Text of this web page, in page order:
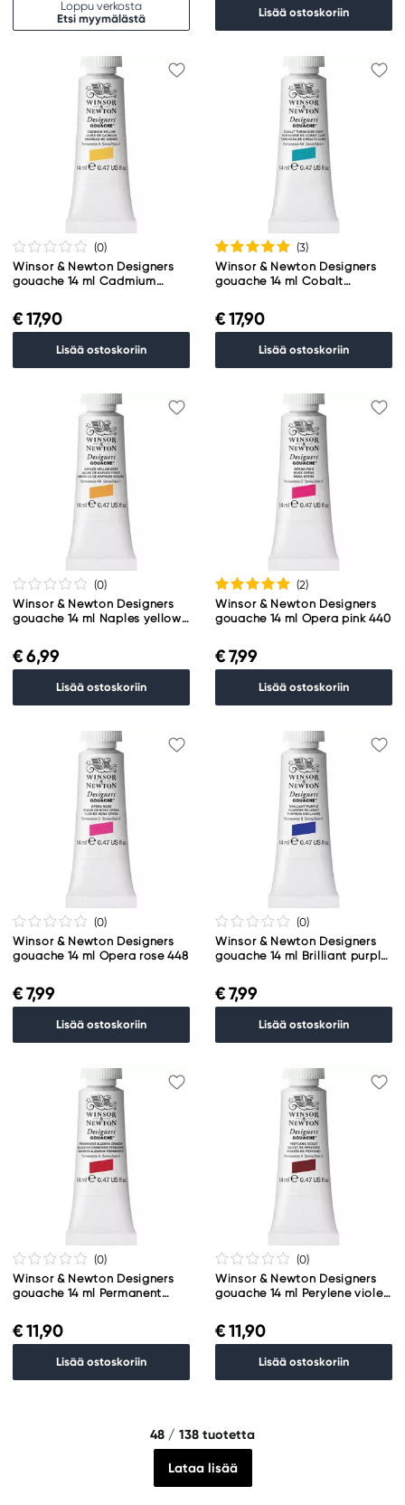
Loppu verkosta
Etsi myymälästä
Lisää ostoskoriin
(0)
Winsor & Newton Designers
gouache 14 ml Cadmium
€ 17,90
Lisää ostoskoriin
(3)
Winsor & Newton Designers
gouache 14 ml Cobalt
€ 17,90
Lisää ostoskoriin
(0)
Winsor & Newton Designers
gouache 14 ml Naples yellow
€ 6,99
Lisää ostoskoriin
(2)
Winsor & Newton Designers
gouache 14 ml Opera pink 440
€ 7,99
Lisää ostoskoriin
(0)
Winsor & Newton Designers
gouache 14 ml Opera rose 448
€ 7,99
Lisää ostoskoriin
(0)
Winsor & Newton Designers
gouache 14 ml Brilliant purple
€ 7,99
Lisää ostoskoriin
(0)
Winsor & Newton Designers
gouache 14 ml Permanent
€ 11,90
Lisää ostoskoriin
(0)
Winsor & Newton Designers
gouache 14 ml Perylene violet
€ 11,90
Lisää ostoskoriin
48 / 138 tuotetta
Lataa lisää